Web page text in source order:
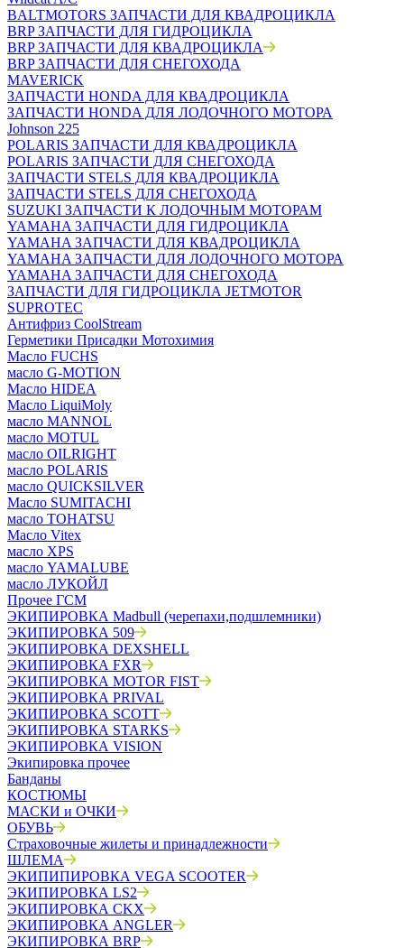
BALTMOTORS ЗАПЧАСТИ ДЛЯ КВАДРОЦИКЛА
BRP ЗАПЧАСТИ ДЛЯ ГИДРОЦИКЛА
BRP ЗАПЧАСТИ ДЛЯ КВАДРОЦИКЛА
BRP ЗАПЧАСТИ ДЛЯ СНЕГОХОДА
MAVERICK
ЗАПЧАСТИ HONDA ДЛЯ КВАДРОЦИКЛА
ЗАПЧАСТИ HONDA ДЛЯ ЛОДОЧНОГО МОТОРА
Johnson 225
POLARIS ЗАПЧАСТИ ДЛЯ КВАДРОЦИКЛА
POLARIS ЗАПЧАСТИ ДЛЯ СНЕГОХОДА
ЗАПЧАСТИ STELS ДЛЯ КВАДРОЦИКЛА
ЗАПЧАСТИ STELS ДЛЯ СНЕГОХОДА
SUZUKI ЗАПЧАСТИ К ЛОДОЧНЫМ МОТОРАМ
YAMAHA ЗАПЧАСТИ ДЛЯ ГИДРОЦИКЛА
YAMAHA ЗАПЧАСТИ ДЛЯ КВАДРОЦИКЛА
YAMAHA ЗАПЧАСТИ ДЛЯ ЛОДОЧНОГО МОТОРА
YAMAHA ЗАПЧАСТИ ДЛЯ СНЕГОХОДА
ЗАПЧАСТИ ДЛЯ ГИДРОЦИКЛА JETMOTOR
SUPROTEC
Антифриз CoolStream
Герметики Присадки Мотохимия
Масло FUCHS
масло G-MOTION
Масло HIDEA
Масло LiquiMoly
масло MANNOL
масло MOTUL
масло OILRIGHT
масло POLARIS
масло QUICKSILVER
Масло SUMITACHI
масло TOHATSU
Масло Vitex
масло XPS
масло YAMALUBE
масло ЛУКОЙЛ
Прочее ГСМ
ЭКИПИРОВКА Madbull (черепахи,подшлемники)
ЭКИПИРОВКА 509
ЭКИПИРОВКА DEXSHELL
ЭКИПИРОВКА FXR
ЭКИПИРОВКА MOTOR FIST
ЭКИПИРОВКА PRIVAL
ЭКИПИРОВКА SCOTT
ЭКИПИРОВКА STARKS
ЭКИПИРОВКА VISION
Экипировка прочее
Банданы
КОСТЮМЫ
МАСКИ и ОЧКИ
ОБУВЬ
Страховочные жилеты и принадлежности
ШЛЕМА
ЭКИПИПИРОВКА VEGA SCOOTER
ЭКИПИРОВКА LS2
ЭКИПИРОВКА CKX
ЭКИПИРОВКА ANGLER
ЭКИПИРОВКА BRP